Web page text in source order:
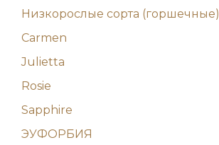
Низкорослые сорта (горшечные)
Carmen
Julietta
Rosie
Sapphire
ЭУФОРБИЯ